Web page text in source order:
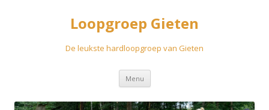
Loopgroep Gieten
De leukste hardloopgroep van Gieten
Menu Spring
inhoud